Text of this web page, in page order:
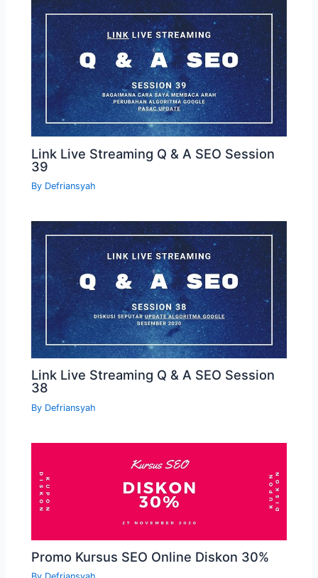
Link Live Streaming Q & A SEO Session
39
By Defriansyah
Link Live Streaming Q & A SEO Session
38
By Defriansyah
Promo Kursus SEO Online Diskon 30%